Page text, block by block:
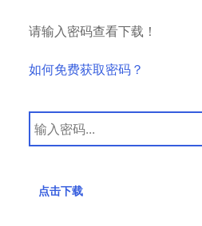
请输入密码查看下载！
如何免费获取密码？
点击下载